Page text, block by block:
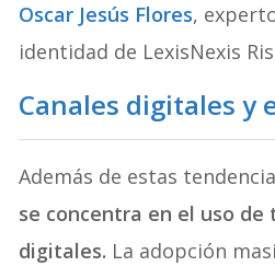
Oscar Jesús Flores,
identidad de LexisNexis
Canales digitales y
Además de estas
se concentra en el uso
digitales. La adopción